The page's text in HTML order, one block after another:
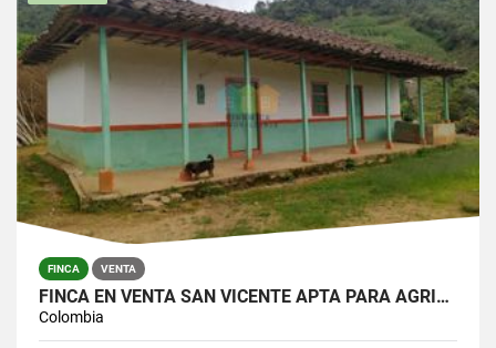
FINCA VENTA
FINCA EN VENTA SAN VICENTE APTA PARA AGRICULTURA
Colombia